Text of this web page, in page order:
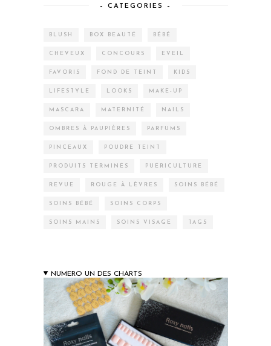
– CATEGORIES –
BLUSH BOX BEAUTÉ BÉBÉ
CHEVEUX CONCOURS EVEIL
FAVORIS FOND DE TEINT KIDS
LIFESTYLE LOOKS MAKE-UP
MASCARA MATERNITÉ NAILS
OMBRES À PAUPIÈRES PARFUMS
PINCEAUX POUDRE TEINT
PRODUITS TERMINÉS PUÉRICULTURE
REVUE ROUGE À LÈVRES SOINS BÉBÉ
SOINS BÉBÉ SOINS CORPS
SOINS MAINS SOINS VISAGE TAGS
NUMERO UN DES CHARTS